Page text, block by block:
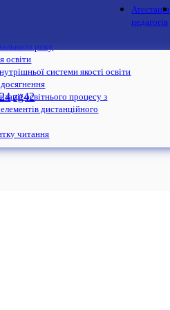
року
освіти
системи якості освіти
освітнього процесу з
дистанційного
читання
Атестація
педагогів
zg42